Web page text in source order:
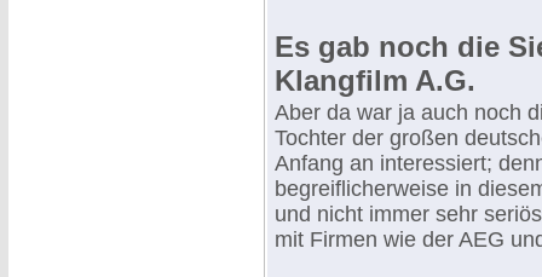
Es gab noch die
Klangfilm A.G.
Aber da war ja auch noch
Tochter der großen
Anfang an interessiert;
begreiflicherweise in
und nicht immer sehr
mit Firmen wie der AEG